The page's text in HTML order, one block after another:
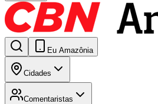
Eu Amazônia
Cidades
Comentaristas